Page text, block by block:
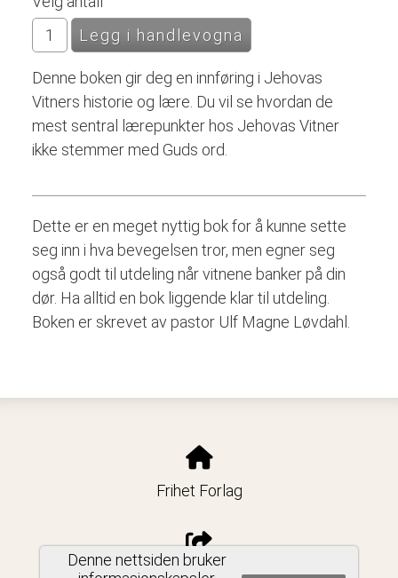
Denne boken gir deg en innføring i Jehovas
Vitners historie og lære. Du vil se hvordan de
mest sentral lærepunkter hos Jehovas Vitner
ikke stemmer med Guds ord.
Dette er en meget nyttig bok for å kunne sette
seg inn i hva bevegelsen tror, men egner seg
også godt til utdeling når vitnene banker på din
dør. Ha alltid en bok liggende klar til utdeling.
Boken er skrevet av pastor Ulf Magne Løvdahl.
Frihet Forlag
Denne nettsiden bruker